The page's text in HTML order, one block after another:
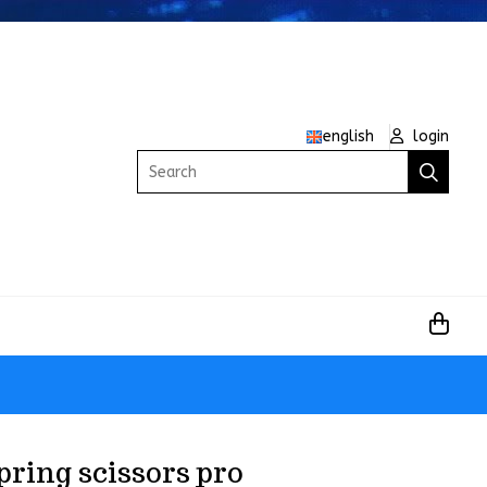
english
login
Search
scissors pro